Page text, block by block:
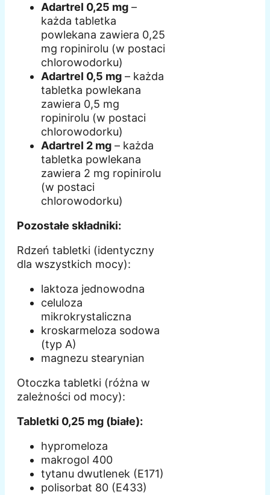
Adartrel 0,25 mg –
każda tabletka
powlekana zawiera 0,25
mg ropinirolu (w postaci
chlorowodorku)
Adartrel 0,5 mg – każda
tabletka powlekana
zawiera 0,5 mg
ropinirolu (w postaci
chlorowodorku)
Adartrel 2 mg – każda
tabletka powlekana
zawiera 2 mg ropinirolu
(w postaci
chlorowodorku)
Pozostałe składniki:
Rdzeń tabletki (identyczny
dla wszystkich mocy):
laktoza jednowodna
celuloza
mikrokrystaliczna
kroskarmeloza sodowa
(typ A)
magnezu stearynian
Otoczka tabletki (różna w
zależności od mocy):
Tabletki 0,25 mg (białe):
hypromeloza
makrogol 400
tytanu dwutlenek (E171)
polisorbat 80 (E433)